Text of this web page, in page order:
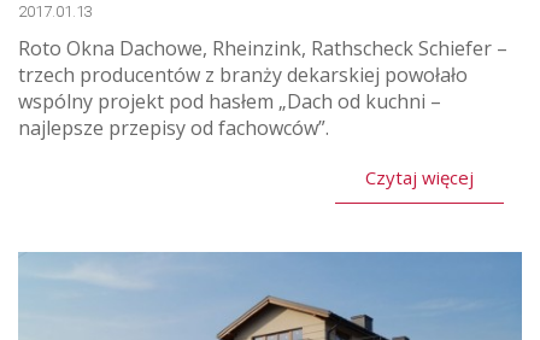
2017.01.13
Roto Okna Dachowe, Rheinzink, Rathscheck Schiefer –
trzech producentów z branży dekarskiej powołało
wspólny projekt pod hasłem „Dach od kuchni –
najlepsze przepisy od fachowców”.
Czytaj więcej